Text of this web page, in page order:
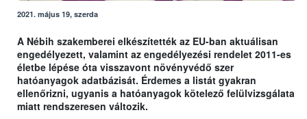
2021. május 19, szerda
A Nébih szakemberei elkészítették az EU-ban aktuálisan
engedélyezett, valamint az engedélyezési rendelet 2011-es
életbe lépése óta visszavont növényvédő szer
hatóanyagok adatbázisát. Érdemes a listát gyakran
ellenőrizni, ugyanis a hatóanyagok kötelező felülvizsgálata
miatt rendszeresen változik.